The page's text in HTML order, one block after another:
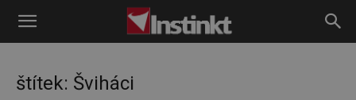
Instinkt
štítek: Šviháci